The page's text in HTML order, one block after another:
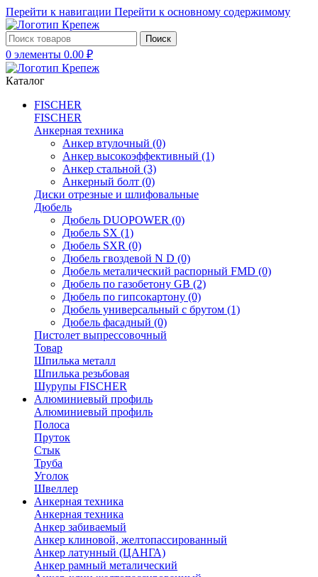
Перейти к навигации Перейти к основному содержимому
Поиск
0 элементы 0.00 ₽
Каталог
FISCHER
FISCHER
Анкерная техника
Анкер втулочный (0)
Анкер высокоэффективный (1)
Анкер стальной (3)
Анкерный болт (0)
Диски отрезные и шлифовальные
Дюбель
Дюбель DUOPOWER (0)
Дюбель SX (1)
Дюбель SXR (0)
Дюбель гвоздевой N D (0)
Дюбель металический распорный FMD (0)
Дюбель по газобетону GB (2)
Дюбель по гипсокартону (0)
Дюбель универсальный с брутом (1)
Дюбель фасадный (0)
Пистолет выпрессовочный
Товар
Шпилька металл
Шпилька резьбовая
Шурупы FISCHER
Алюминиевый профиль
Алюминиевый профиль
Полоса
Пруток
Стык
Труба
Уголок
Швеллер
Анкерная техника
Анкерная техника
Анкер забиваемый
Анкер клиновой, желтопассированный
Анкер латунный (ЦАНГА)
Анкер рамный металический